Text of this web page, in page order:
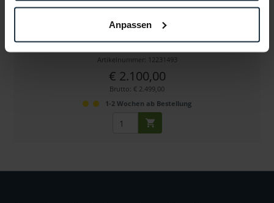
Anpassen
ABC Willi Go Leicht-Dolly-System, Softbag
incl. Schienen und Softbag
Artikelnummer: 12231493
€ 2.100,00
Brutto: € 2.499,00
1-2 Wochen ab Bestellung